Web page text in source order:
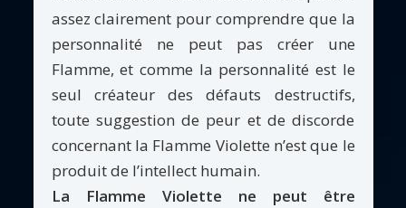
assez clairement pour comprendre que la
personnalité ne peut pas créer une
Flamme, et comme la personnalité est le
seul créateur des défauts destructifs,
toute suggestion de peur et de discorde
concernant la Flamme Violette n’est que le
produit de l’intellect humain.
La Flamme Violette ne peut être